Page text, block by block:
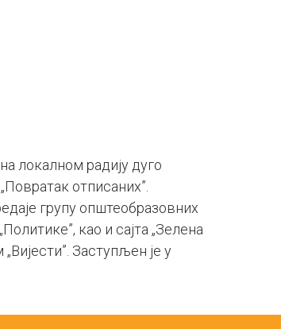
локалном радију дуго
отписаних”.
групу општеобразовних
као и сајта „Зелена
Заступљен је у